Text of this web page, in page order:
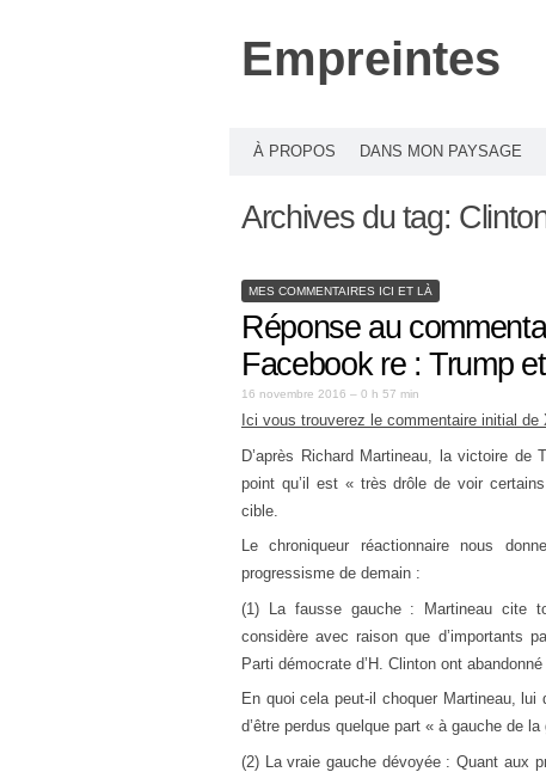
Empreintes
À PROPOS DANS MON PAYSAGE
Archives du tag:
MES COMMENTAIRES ICI ET LÀ
Réponse au
Facebook re : Trump
16 novembre 2016 – 0 h 57 min
Ici vous trouverez le commentaire initial
D’après Richard Martineau, la victoire
point qu’il est « très drôle de voir
cible.
Le chroniqueur réactionnaire nous
progressisme de demain :
(1) La fausse gauche : Martineau cite
considère avec raison que d’importants
Parti démocrate d’H. Clinton ont
En quoi cela peut-il choquer Martineau,
d’être perdus quelque part « à gauche de
(2) La vraie gauche dévoyée : Quant aux